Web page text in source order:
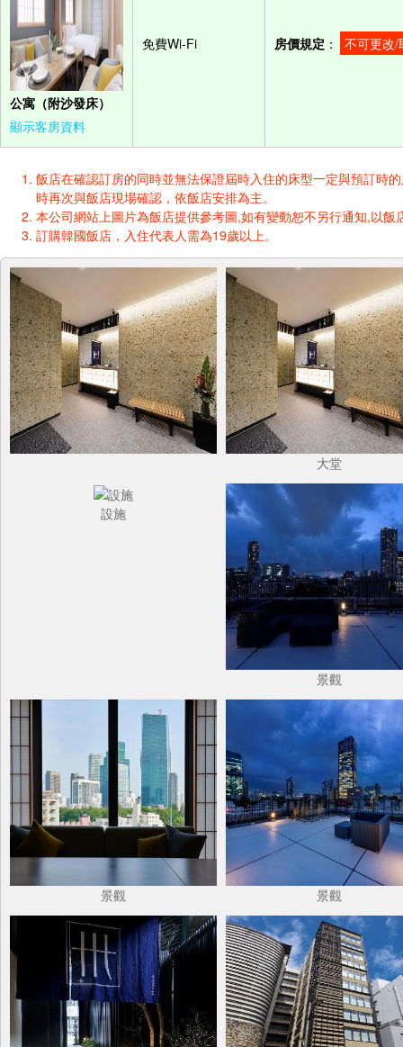
公寓（附沙發床）
顯示客房資料
免費Wi-Fi 房價規定 ： 不可更改/
飯店在確認訂房的同時並無法保證屆時入住的床型一定與預訂時
時再次與飯店現場確認，依飯店安排為主。
本公司網站上圖片為飯店提供參考圖,如有變動恕不另行通知,以飯
訂購韓國飯店，入住代表人需為19歲以上。
大堂
設施
景觀
景觀 景觀